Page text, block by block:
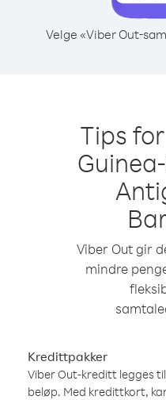
Velge «Viber Out-
Tips
Viber Out gir
mindre
Kredittpakker
Viber Out-kreditt legges
beløp. Med kredittkort,